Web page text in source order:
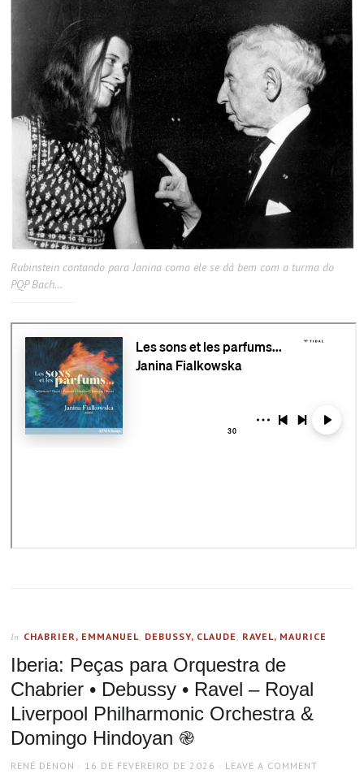
Rubinstein contando para Janina como ele se dá bem com a turma do
PQP Bach…
In CHABRIER, EMMANUEL, DEBUSSY, CLAUDE , RAVEL, MAURICE
Iberia: Peças para Orquestra de
Chabrier • Debussy • Ravel – Royal
Liverpool Philharmonic Orchestra &
Domingo Hindoyan ֎
AUTHOR
RENÉ DENON
POSTED
16 DE FEVEREIRO DE 2026 LEAVE A COMMENT